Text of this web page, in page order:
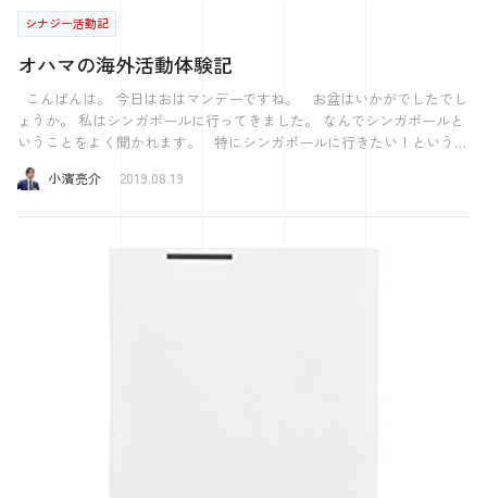
しんでいると言った方が合うような気がします。 その日に身につける
スーツや革靴に合わせて靴下を選ぶ。 当たり前のことかもしれません
が、 色使いには少しだけ、こだわりを持っています。 そしてそれは
「どのネクタイを締めよう」に次ぐ、毎朝の楽しみです。 靴のチョイ
スやメンテナンス、面倒な方もいるかと思います。 靴下は、誰も見な
いかもしれません。 見えたとしても歩いている時や座った時に、 数セ
ンチ見える程度かもしれません。 ただ、見ている人は見ています。
見られています。いや、見てもらえます。 些細なことではあります
が、 この記事を読んで共感してくれる方がいたり、 日常にひとつ楽し
シナジー活動記
オハマの海外活動体験記
ょうか。 私はシンガポールに行ってきました。 なんでシンガポールと
いうことをよく聞かれます。 特にシンガポールに行きたい！というわ
けではなく 実は今まで海外に行ったことはありませんでした。 大学
時代は旅行が趣味で旅行はよく行っていたのですが 自分は日本から出
はり体験したいという思いが4、5年前から芽生えるようになりました。
小濱亮介 2019.08.19